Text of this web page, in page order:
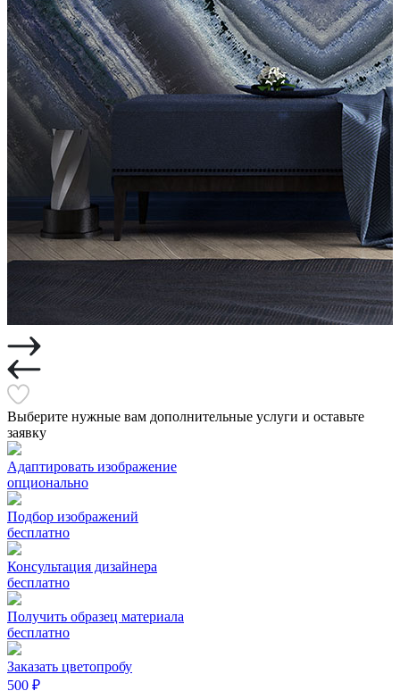
Выберите нужные вам дополнительные услуги и оставьте
заявку
Адаптировать изображение
опционально
Подбор изображений
бесплатно
Консультация дизайнера
бесплатно
Получить образец материала
бесплатно
Заказать цветопробу
500 ₽